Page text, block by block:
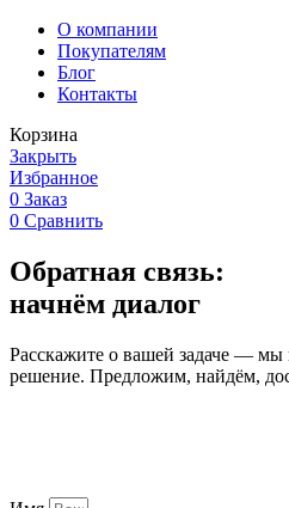
О компании
Покупателям
Блог
Контакты
Корзина
Закрыть
Избранное
0 Заказ
0 Сравнить
Обратная связь:
начнём диалог
Расскажите о вашей задаче —
решение. Предложим, найдём,